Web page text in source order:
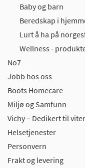
Baby og barn
Beredskap i
Lurt å ha på
Wellness -
No7
Jobb hos oss
Boots Homecare
Miljø og Samfunn
Vichy – Dedikert til
Helsetjenester
Personvern
Frakt og levering